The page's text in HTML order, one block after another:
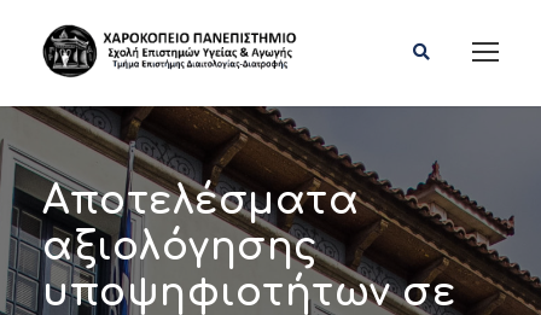
Αποτελέσματα
αξιολόγησης
υποψηφιοτήτων σε